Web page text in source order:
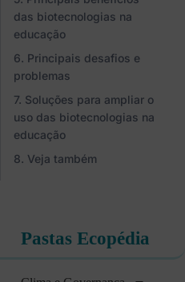
das biotecnologias na
educação
Principais desafios e
problemas
Soluções para ampliar o
uso das biotecnologias na
educação
Veja também
Pastas Ecopédia